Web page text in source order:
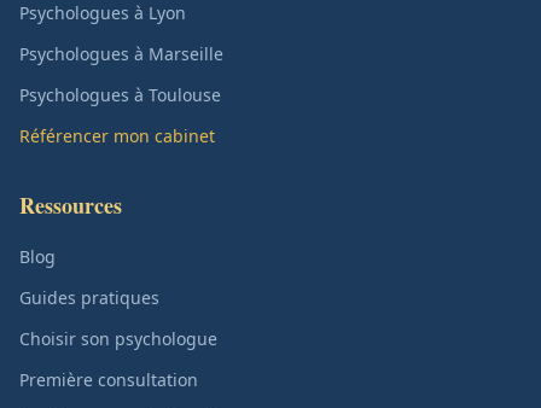
Psychologues à Lyon
Psychologues à Marseille
Psychologues à Toulouse
Référencer mon cabinet
Ressources
Blog
Guides pratiques
Choisir son psychologue
Première consultation